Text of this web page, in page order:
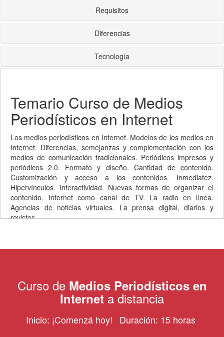
Requisitos
Diferencias
Tecnología
Temario Curso de Medios
Periodísticos en Internet
Los medios periodísticos en Internet. Modelos de los medios en
Internet. Diferencias, semejanzas y complementación con los
medios de comunicación tradicionales. Periódicos impresos y
periódicos 2.0. Formato y diseño. Cantidad de contenido.
Customización y acceso a los contenidos. Inmediatez.
Hipervínculos. Interactividad. Nuevas formas de organizar el
contenido. Internet como canal de TV. La radio en línea.
Agencias de noticias virtuales. La prensa digital, diarios y
revistas.
Curso de Medios Periodísticos en
Internet a distancia
Inicio: ¡Comenzá hoy! Duración: 15 horas